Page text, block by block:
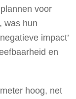
voor
was hun
impact’
en
hoog, net